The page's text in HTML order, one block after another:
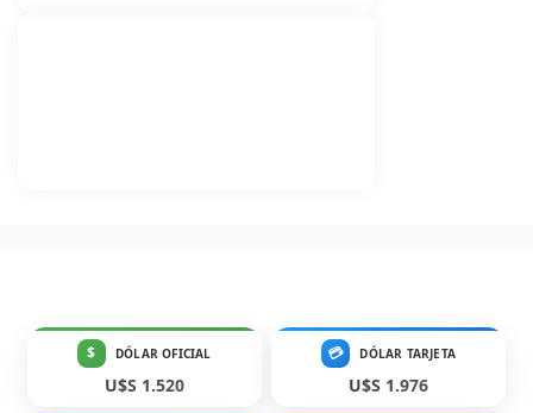
$ DÓLAR OFICIAL
U$S 1.520
💳 DÓLAR TARJETA
U$S 1.976